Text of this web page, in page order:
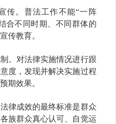
传。普法工作不能“一阵
合不同时期、不同群体的
传教育。
。对法律实施情况进行跟
度，发现并解决实施过程
期效果。
律成效的最终标准是群众
族群众真心认可、自觉运